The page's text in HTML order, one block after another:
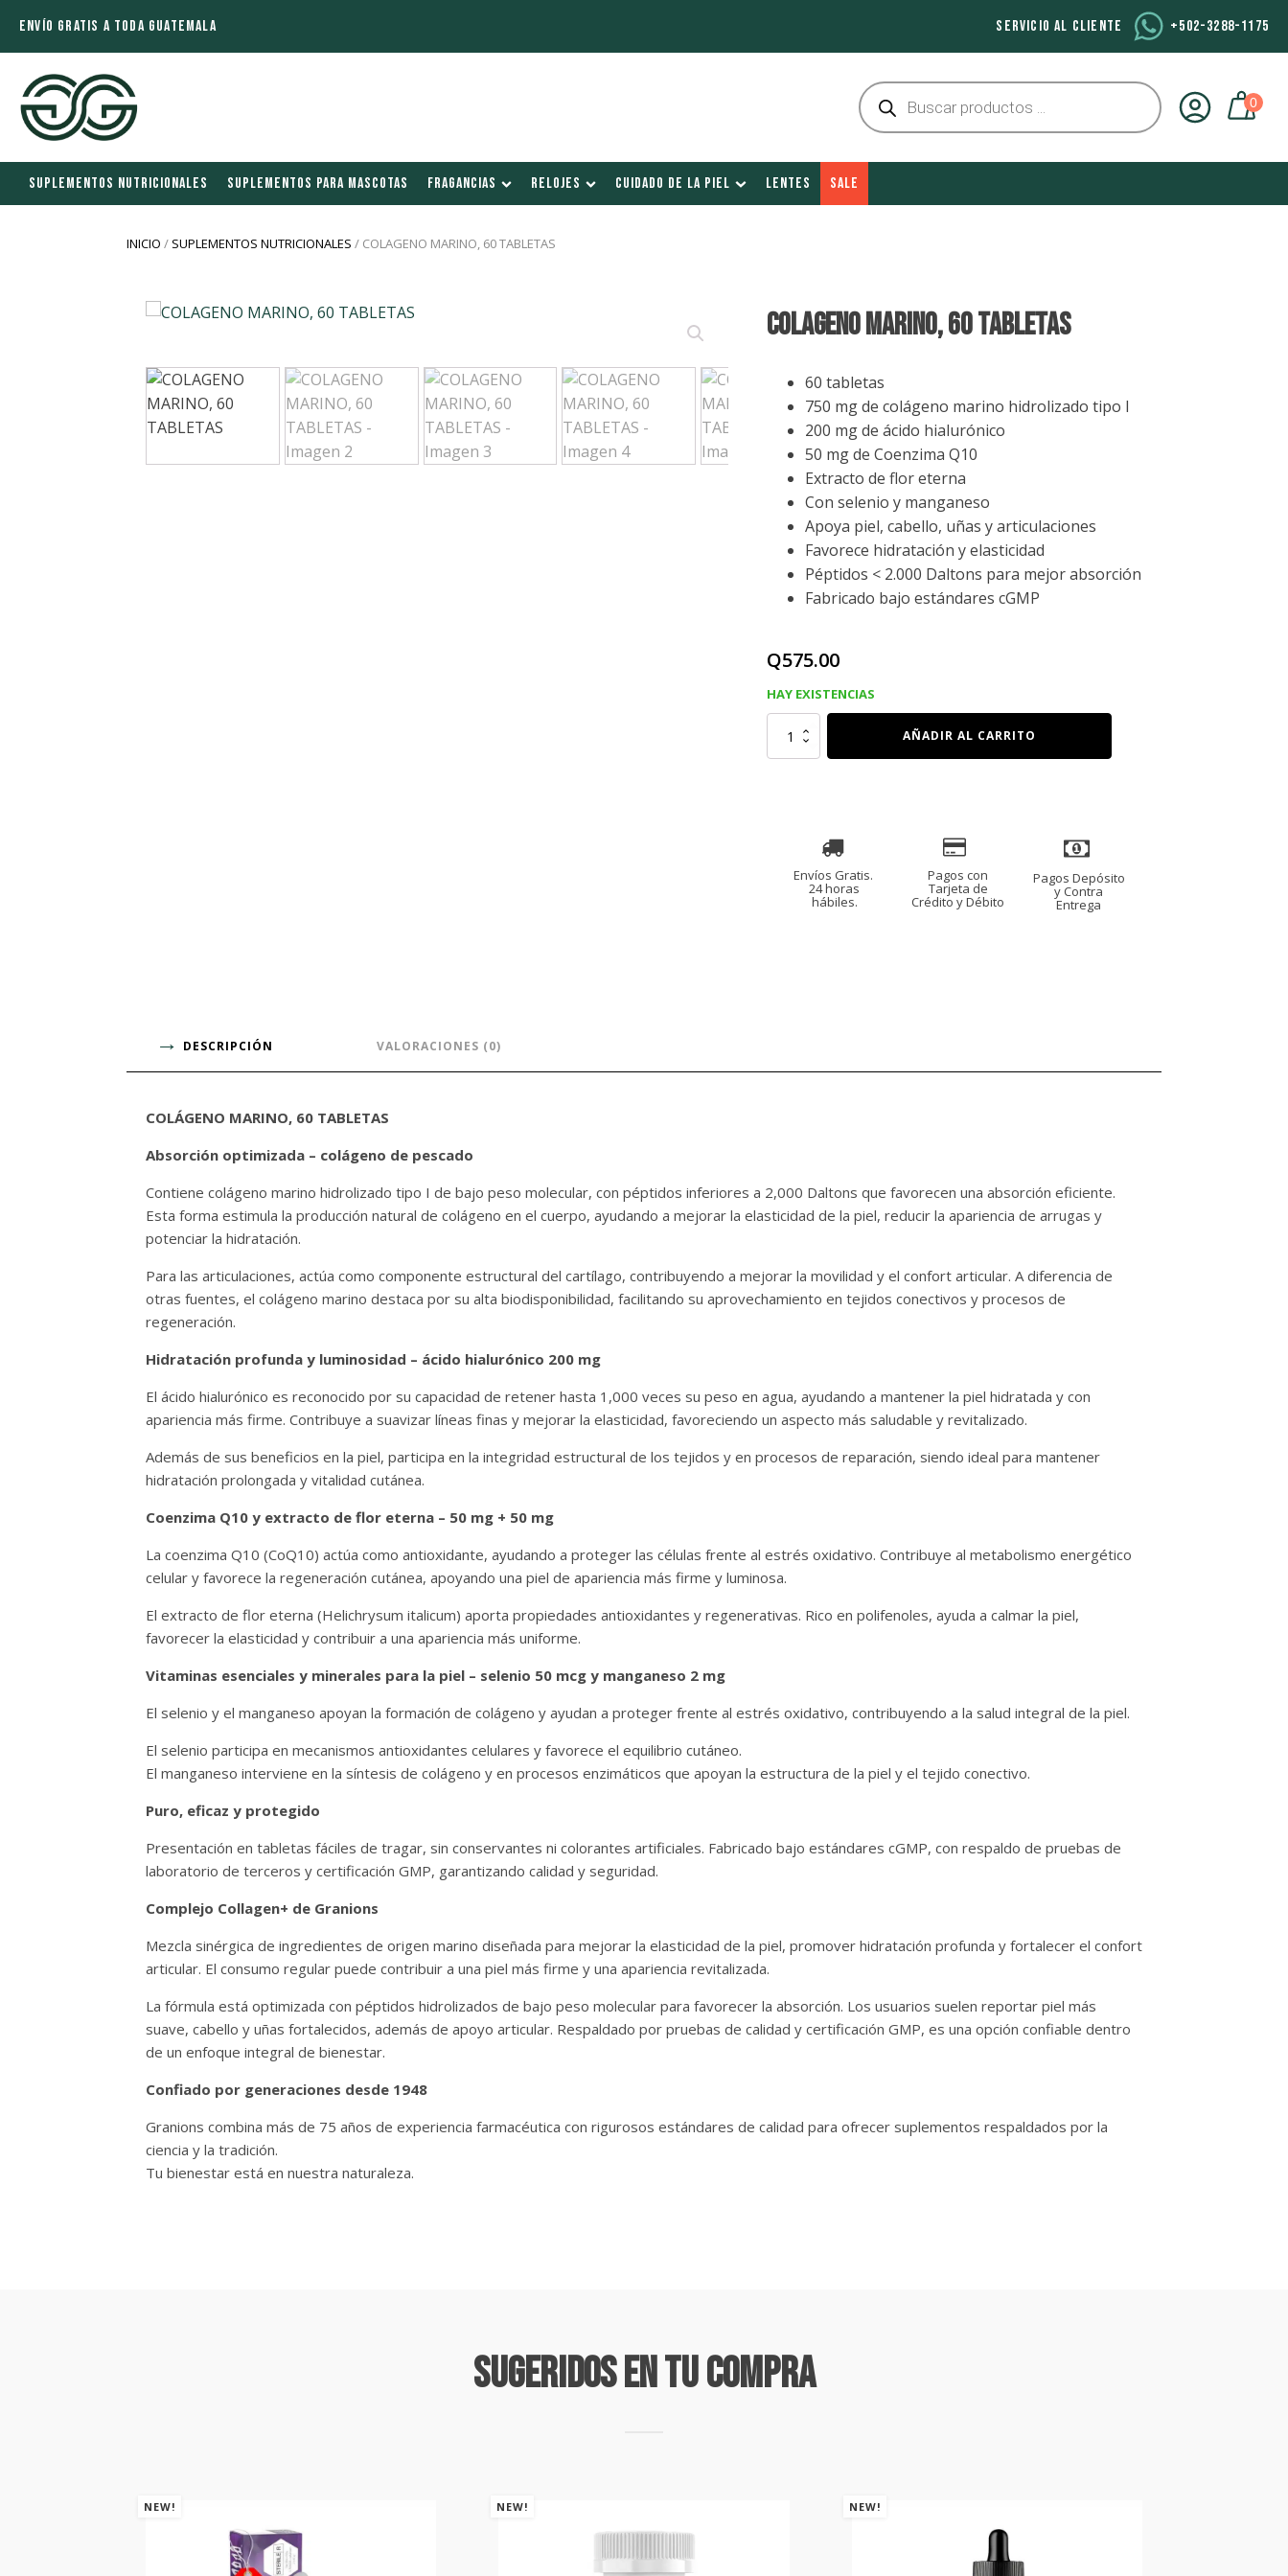
ENVÍO GRATIS A TODA GUATEMALA SERVICIO AL CLIENTE +502-3288-1175
Búsqueda
de
productos
SUPLEMENTOS NUTRICIONALES SUPLEMENTOS PARA MASCOTAS FRAGANCIAS RELOJES CUIDADO DE LA PIEL LENTES SALE
INICIO / SUPLEMENTOS NUTRICIONALES / COLAGENO MARINO, 60 TABLETAS
COLAGENO MARINO, 60 TABLETAS
60 tabletas
750 mg de colágeno marino hidrolizado tipo I
200 mg de ácido hialurónico
50 mg de Coenzima Q10
Extracto de flor eterna
Con selenio y manganeso
Apoya piel, cabello, uñas y articulaciones
Favorece hidratación y elasticidad
Péptidos < 2.000 Daltons para mejor absorción
Fabricado bajo estándares cGMP
Q575.00
HAY EXISTENCIAS
COLAGENO
MARINO,
TABLETAS
AÑADIR AL CARRITO
Envíos Gratis.
24 horas
hábiles.
Pagos con
Tarjeta de
Crédito y Débito
Pagos Depósito
y Contra
Entrega
DESCRIPCIÓN VALORACIONES (0)
COLÁGENO MARINO, 60 TABLETAS
Absorción optimizada – colágeno de pescado
Contiene colágeno marino hidrolizado tipo I de bajo peso molecular, con péptidos inferiores a 2,000 Daltons que favorecen una absorción eficiente.
Esta forma estimula la producción natural de colágeno en el cuerpo, ayudando a mejorar la elasticidad de la piel, reducir la apariencia de arrugas y
potenciar la hidratación.
Para las articulaciones, actúa como componente estructural del cartílago, contribuyendo a mejorar la movilidad y el confort articular. A diferencia de
otras fuentes, el colágeno marino destaca por su alta biodisponibilidad, facilitando su aprovechamiento en tejidos conectivos y procesos de
regeneración.
Hidratación profunda y luminosidad – ácido hialurónico 200 mg
El ácido hialurónico es reconocido por su capacidad de retener hasta 1,000 veces su peso en agua, ayudando a mantener la piel hidratada y con
apariencia más firme. Contribuye a suavizar líneas finas y mejorar la elasticidad, favoreciendo un aspecto más saludable y revitalizado.
Además de sus beneficios en la piel, participa en la integridad estructural de los tejidos y en procesos de reparación, siendo ideal para mantener
hidratación prolongada y vitalidad cutánea.
Coenzima Q10 y extracto de flor eterna – 50 mg + 50 mg
La coenzima Q10 (CoQ10) actúa como antioxidante, ayudando a proteger las células frente al estrés oxidativo. Contribuye al metabolismo energético
celular y favorece la regeneración cutánea, apoyando una piel de apariencia más firme y luminosa.
El extracto de flor eterna (Helichrysum italicum) aporta propiedades antioxidantes y regenerativas. Rico en polifenoles, ayuda a calmar la piel,
favorecer la elasticidad y contribuir a una apariencia más uniforme.
Vitaminas esenciales y minerales para la piel – selenio 50 mcg y manganeso 2 mg
El selenio y el manganeso apoyan la formación de colágeno y ayudan a proteger frente al estrés oxidativo, contribuyendo a la salud integral de la piel.
El selenio participa en mecanismos antioxidantes celulares y favorece el equilibrio cutáneo.
El manganeso interviene en la síntesis de colágeno y en procesos enzimáticos que apoyan la estructura de la piel y el tejido conectivo.
Puro, eficaz y protegido
Presentación en tabletas fáciles de tragar, sin conservantes ni colorantes artificiales. Fabricado bajo estándares cGMP, con respaldo de pruebas de
laboratorio de terceros y certificación GMP, garantizando calidad y seguridad.
Complejo Collagen+ de Granions
Mezcla sinérgica de ingredientes de origen marino diseñada para mejorar la elasticidad de la piel, promover hidratación profunda y fortalecer el confort
articular. El consumo regular puede contribuir a una piel más firme y una apariencia revitalizada.
La fórmula está optimizada con péptidos hidrolizados de bajo peso molecular para favorecer la absorción. Los usuarios suelen reportar piel más
suave, cabello y uñas fortalecidos, además de apoyo articular. Respaldado por pruebas de calidad y certificación GMP, es una opción confiable dentro
de un enfoque integral de bienestar.
Confiado por generaciones desde 1948
Granions combina más de 75 años de experiencia farmacéutica con rigurosos estándares de calidad para ofrecer suplementos respaldados por la
ciencia y la tradición.
Tu bienestar está en nuestra naturaleza.
Sugeridos En Tu Compra
NEW! NEW! NEW!